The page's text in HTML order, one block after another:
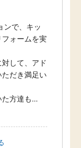
ンで、キッ
ォームを実
して、アド
だき満足い
方達も...